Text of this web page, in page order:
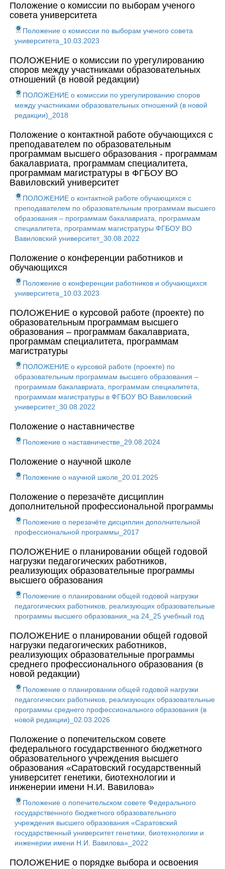
Положение о комиссии по выборам ученого
совета университета
Положение о комиссии по выборам ученого совета
университета_10.03.2023
ПОЛОЖЕНИЕ о комиссии по урегулированию
споров между участниками образовательных
отношений (в новой редакции)
ПОЛОЖЕНИЕ о комиссии по урегулированию споров
между участниками образовательных отношений (в новой
редакции)_2018
Положение о контактной работе обучающихся с
преподавателем по образовательным
программам высшего образования - программам
бакалавриата, программам специалитета,
программам магистратуры в ФГБОУ ВО
Вавиловский университет
ПОЛОЖЕНИЕ о контактной работе обучающихся с
преподавателем по образовательным программам высшего
образования – программам бакалавриата, программам
специалитета, программам магистратуры ФГБОУ ВО
Вавиловский университет_30.08.2022
Положение о конференции работников и
обучающихся
Положение о конференции работников и обучающихся
университета_10.03.2023
ПОЛОЖЕНИЕ о курсовой работе (проекте) по
образовательным программам высшего
образования – программам бакалавриата,
программам специалитета, программам
магистратуры
ПОЛОЖЕНИЕ о курсовой работе (проекте) по
образовательным программам высшего образования –
программам бакалавриата, программам специалитета,
программам магистратуры в ФГБОУ ВО Вавиловский
университет_30.08.2022
Положение о наставничестве
Положение о наставничестве_29.08.2024
Положение о научной школе
Положение о научной школе_20.01.2025
Положение о перезачёте дисциплин
дополнительной профессиональной программы
Положение о перезачёте дисциплин дополнительной
профессиональной программы_2017
ПОЛОЖЕНИЕ о планировании общей годовой
нагрузки педагогических работников,
реализующих образовательные программы
высшего образования
Положение о планировании общей годовой нагрузки
педагогических работников, реализующих образовательные
программы высшего образования_на 24_25 учебный год
ПОЛОЖЕНИЕ о планировании общей годовой
нагрузки педагогических работников,
реализующих образовательные программы
среднего профессионального образования (в
новой редакции)
Положение о планировании общей годовой нагрузки
педагогических работников, реализующих образовательные
программы среднего профессионального образования (в
новой редакции)_02.03.2026
Положение о попечительском совете
федерального государственного бюджетного
образовательного учреждения высшего
образования «Саратовский государственный
университет генетики, биотехнологии и
инженерии имени Н.И. Вавилова»
Положение о попечительском совете Федерального
государственного бюджетного образовательного
учреждения высшего образования «Саратовский
государственный университет генетики, биотехнологии и
инженерии имени Н.И. Вавилова»_2022
ПОЛОЖЕНИЕ о порядке выбора и освоения